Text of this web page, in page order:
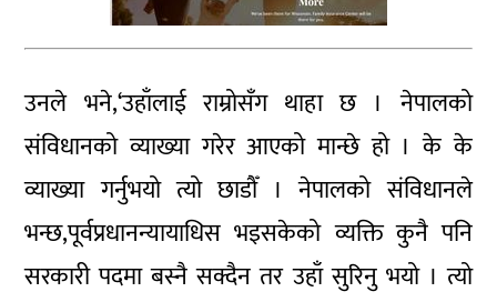
उनले भने,‘उहाँलाई राम्रोसँग थाहा छ । नेपालको
संविधानको व्याख्या गरेर आएको मान्छे हो । के के
व्याख्या गर्नुभयो त्यो छाडौँ । नेपालको संविधानले
भन्छ,पूर्वप्रधानन्यायाधिस भइसकेको व्यक्ति कुनै पनि
सरकारी पदमा बस्नै सक्दैन तर उहाँ सुरिनु भयो । त्यो